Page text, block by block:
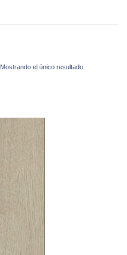
Mostrando el único resultado